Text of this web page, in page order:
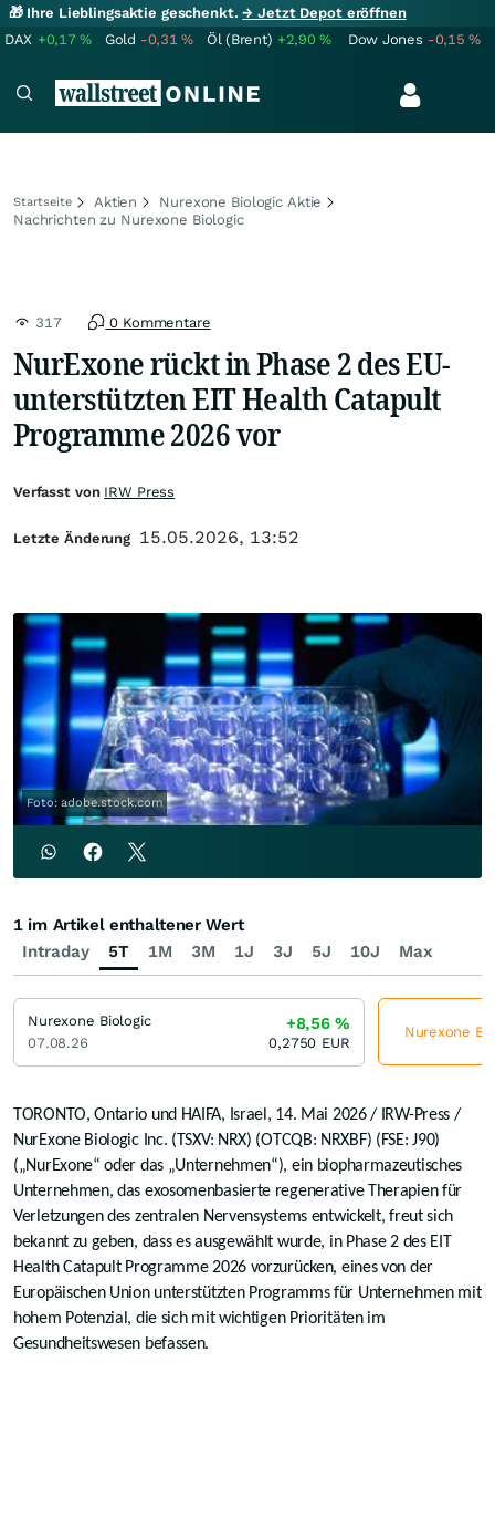
🎁 Ihre Lieblingsaktie geschenkt.→ Jetzt Depot eröffnen
DAX +0,17% Gold -0,31% Öl (Brent) +2,90% Dow Jones -0,15%
Startseite Aktien
Nurexone Biologic Aktie
Nachrichten zu Nurexone Biologic
317 0 Kommentare
NurExone rückt in Phase 2 des EU-
unterstützten EIT Health Catapult
Programme 2026 vor
Foto: adobe.stock.com
TORONTO, Ontario und HAIFA, Israel, 14. Mai 2026 / IRW-Press /
NurExone Biologic Inc. (TSXV: NRX) (OTCQB: NRXBF) (FSE: J90)
(„NurExone“ oder das „Unternehmen“), ein biopharmazeutisches
Unternehmen, das exosomenbasierte regenerative Therapien für
Verletzungen des zentralen Nervensystems entwickelt, freut sich
bekannt zu geben, dass es ausgewählt wurde, in Phase 2 des EIT
Health Catapult Programme 2026 vorzurücken, eines von der
Europäischen Union unterstützten Programms für Unternehmen mit
hohem Potenzial, die sich mit wichtigen Prioritäten im
Gesundheitswesen befassen.
Verfasst von IRW Press
Letzte Änderung 15.05.2026, 13:52
Intraday 5T 1M 3M 1J 3J 5J 10J Max
1 im Artikel enthaltener Wert
Nurexone Biologic
07.08.26
+8,56%
0,2750 EUR
Nurexone